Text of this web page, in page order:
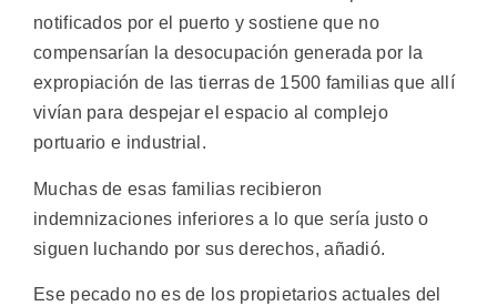
notificados por el puerto y sostiene que no
compensarían la desocupación generada por la
expropiación de las tierras de 1500 familias que allí
vivían para despejar el espacio al complejo
portuario e industrial.
Muchas de esas familias recibieron
indemnizaciones inferiores a lo que sería justo o
siguen luchando por sus derechos, añadió.
Ese pecado no es de los propietarios actuales del